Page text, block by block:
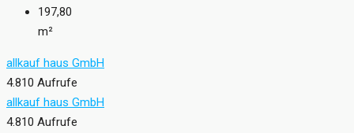
197,80
m²
allkauf haus GmbH
4.810 Aufrufe
allkauf haus GmbH
4.810 Aufrufe